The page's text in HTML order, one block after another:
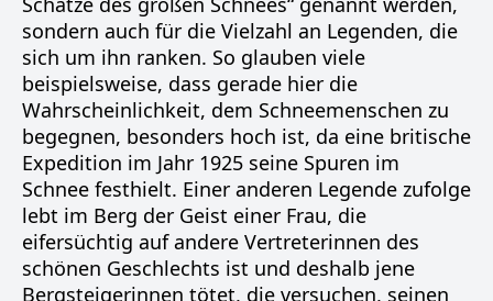
sondern auch für die Vielzahl an Legenden, die
sich um ihn ranken. So glauben viele
beispielsweise, dass gerade hier die
Wahrscheinlichkeit, dem Schneemenschen zu
begegnen, besonders hoch ist, da eine britische
Expedition im Jahr 1925 seine Spuren im
Schnee festhielt. Einer anderen Legende zufolge
lebt im Berg der Geist einer Frau, die
eifersüchtig auf andere Vertreterinnen des
schönen Geschlechts ist und deshalb jene
Bergsteigerinnen tötet, die versuchen, seinen